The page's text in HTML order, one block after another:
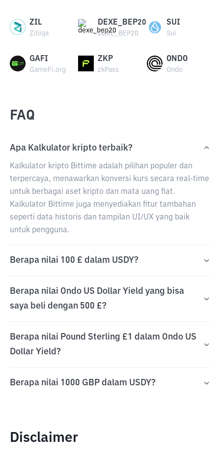
ZIL
Zilliqa
DEXE_BEP20
DEXE_BEP20
SUI
Sui
GAFI
GameFi.org
ZKP
zkPass
ONDO
Ondo
FAQ
Apa Kalkulator kripto terbaik?
Kalkulator kripto Bittime adalah pilihan populer dan
terpercaya, menawarkan konversi kurs secara real-time
untuk berbagai aset kripto dan mata uang fiat.
Kalkulator Bittime juga menyediakan fitur tambahan
seperti data historis dan tampilan UI/UX yang baik
untuk pengguna.
Berapa nilai 100 £ dalam USDY?
Berapa nilai Ondo US Dollar Yield yang bisa
saya beli dengan 500 £?
Berapa nilai Pound Sterling £1 dalam Ondo US
Dollar Yield?
Berapa nilai 1000 GBP dalam USDY?
Disclaimer